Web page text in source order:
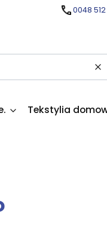
0048 512
Tekstylia